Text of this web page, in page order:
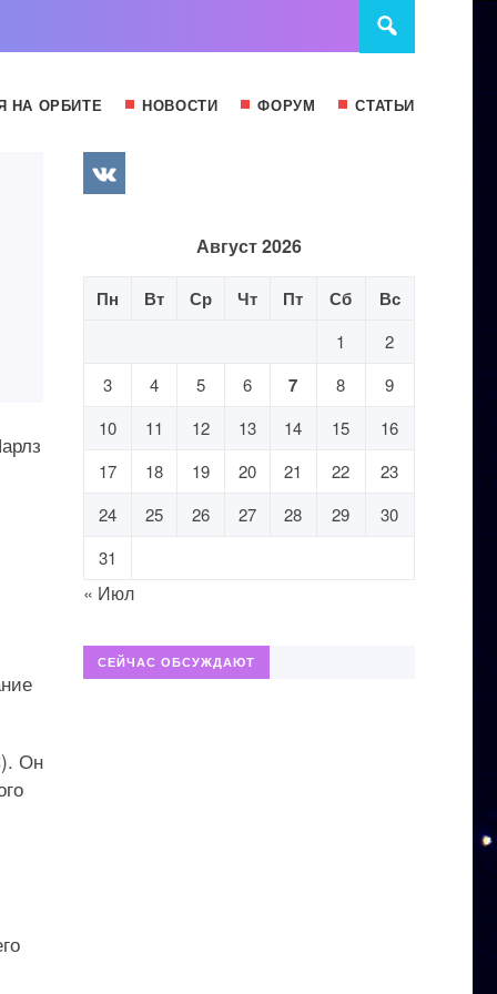
НА ОРБИТЕ НОВОСТИ ФОРУМ СТАТЬИ
Он
Август 2026
Пн Вт Ср Чт Пт Сб Вс
1
2
3
4 5 6 7 8
9
10
11 12 13 14 15
16
17
18 19 20 21 22
23
24
25 26 27 28 29
30
31
« Июл
СЕЙЧАС ОБСУЖДАЮТ